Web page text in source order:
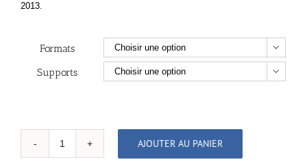
2013.
Formats 
Supports 
quantité
AJOUTER AU PANIER